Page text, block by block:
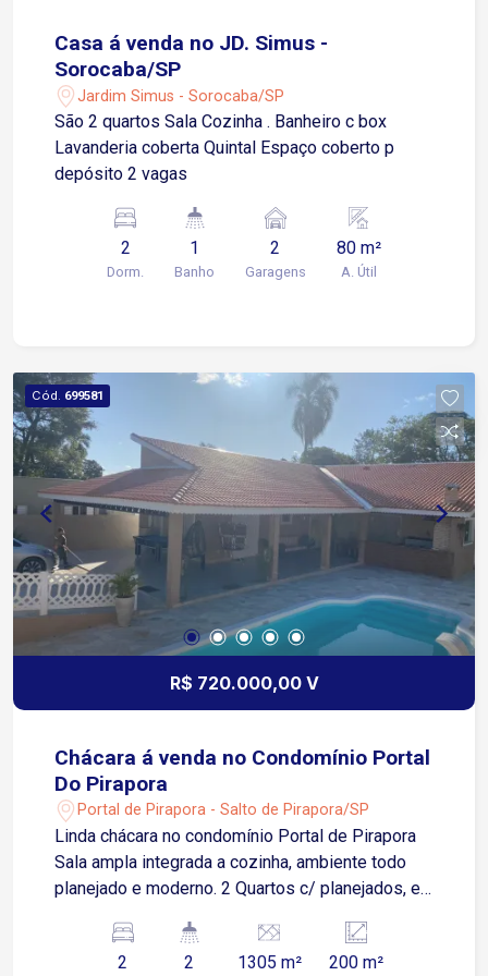
Casa á venda no JD. Simus -
Sorocaba/SP
Jardim Simus - Sorocaba/SP
São 2 quartos Sala Cozinha . Banheiro c box
Lavanderia coberta Quintal Espaço coberto p
depósito 2 vagas
2
Dorm.
1
Banho
2
Garagens
80 m²
A. Útil
Cód. 699581
R$ 720.000,00 V
Chácara á venda no Condomínio Portal
Do Pirapora
Portal de Pirapora - Salto de Pirapora/SP
Linda chácara no condomínio Portal de Pirapora
Sala ampla integrada a cozinha, ambiente todo
planejado e moderno. 2 Quartos c/ planejados, e
varandada, c/ espaço gourmet, (com armário,
geladeira). 1 banheiro externo. Piscina 4 x 9.
2 2 1305 m² 200 m²